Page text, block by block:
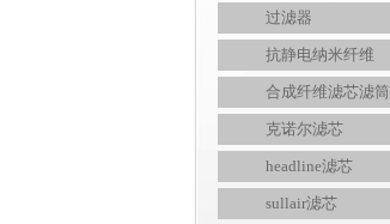
过滤器
抗静电纳米纤维
合成纤维滤芯滤筒
克诺尔滤芯
headline滤芯
sullair滤芯